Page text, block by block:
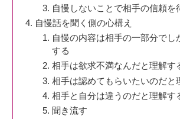
自慢しないことで相手の信頼を
自慢話を聞く側の心構え
自慢の内容は相手の一部分でし
する
相手は欲求不満なんだと理解す
相手は認めてもらいたいのだと
相手と自分は違うのだと理解す
聞き流す